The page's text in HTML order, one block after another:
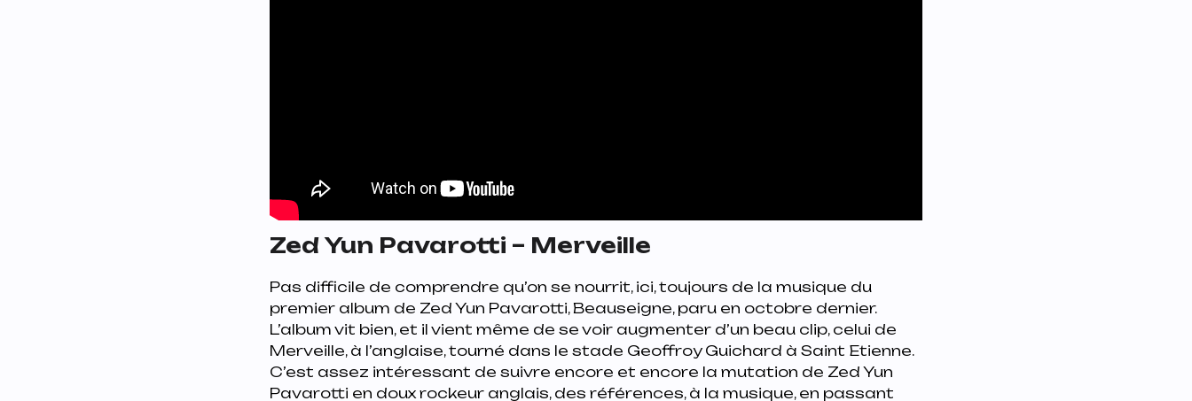
Zed Yun Pavarotti – Merveille
Pas difficile de comprendre qu’on se nourrit, ici, toujours de la musique du
premier album de Zed Yun Pavarotti,Beauseigne, paru en octobre dernier.
L’album vit bien, et il vient même de se voir augmenter d’un beau clip, celui de
Merveille, à l’anglaise, tourné dans le stade Geoffroy Guichard à Saint Etienne.
C’est assez intéressant de suivre encore et encore la mutation de Zed Yun
Pavarotti en doux rockeur anglais, des références, à la musique, en passant